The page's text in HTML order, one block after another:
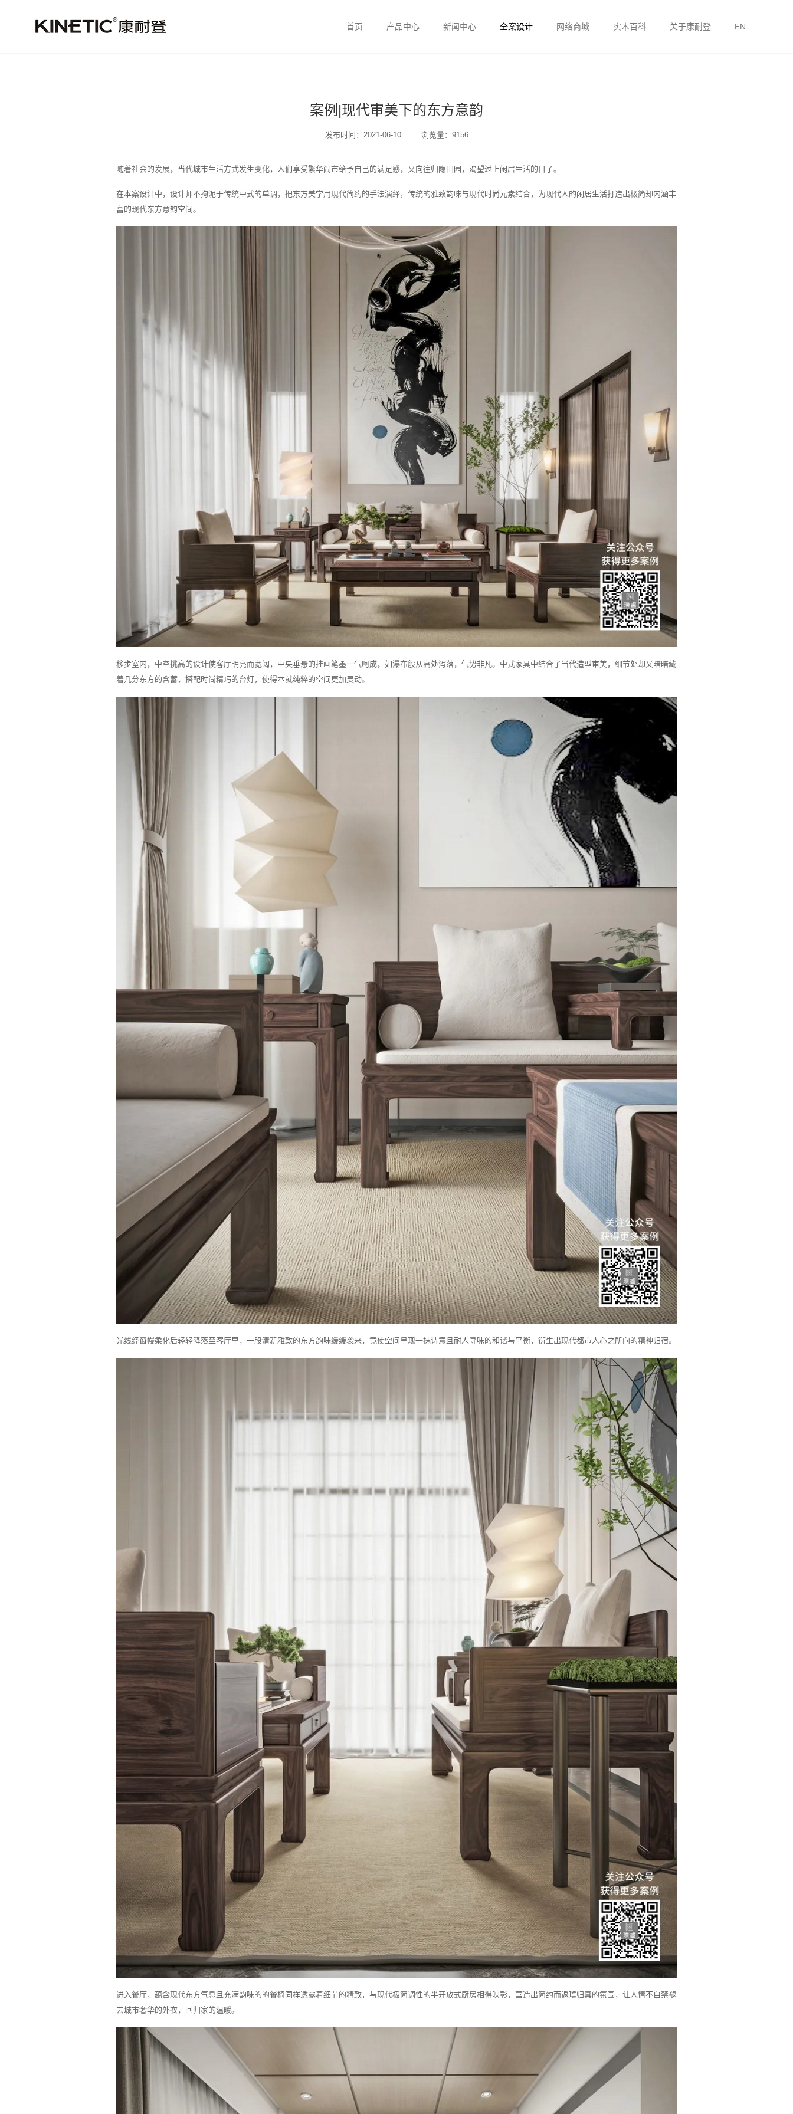
首页 产品中心 新闻中心 全案设计 网络商城 实木百科 关于康耐登 EN
案例|现代审美下的东方意韵
发布时间：2021-06-10 浏览量：9156
随着社会的发展，当代城市生活方式发生变化，人们享受繁华闹市给予自己的满足感，又向往归隐田园，渴望过上闲居生活的日子。
在本案设计中，设计师不拘泥于传统中式的单调，把东方美学用现代简约的手法演绎，传统的雅致韵味与现代时尚元素结合，为现代人的闲居生活打造出极简却内涵丰
富的现代东方意韵空间。
移步室内，中空挑高的设计使客厅明亮而宽阔，中央垂悬的挂画笔墨一气呵成，如瀑布般从高处泻落，气势非凡。中式家具中结合了当代造型审美，细节处却又暗暗藏
着几分东方的含蓄，搭配时尚精巧的台灯，使得本就纯粹的空间更加灵动。
光线经窗幔柔化后轻轻降落至客厅里，一股清新雅致的东方韵味缓缓袭来，竟使空间呈现一抹诗意且耐人寻味的和谐与平衡，衍生出现代都市人心之所向的精神归宿。
进入餐厅，蕴含现代东方气息且充满韵味的的餐椅同样透露着细节的精致，与现代极简调性的半开放式厨房相得映彰，营造出简约而返璞归真的氛围，让人情不自禁褪
去城市奢华的外衣，回归家的温暖。